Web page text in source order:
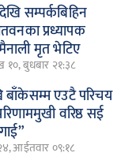
सम्पर्कबिहिन
प्रध्यापक
मृत भेटिए
१०, बुधबार २१:३८
बाँकेसम्म एउटै परिचय
वरिष्ठ सई
आईतवार ०९:१८